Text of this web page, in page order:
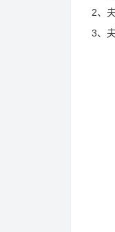
2、
3、